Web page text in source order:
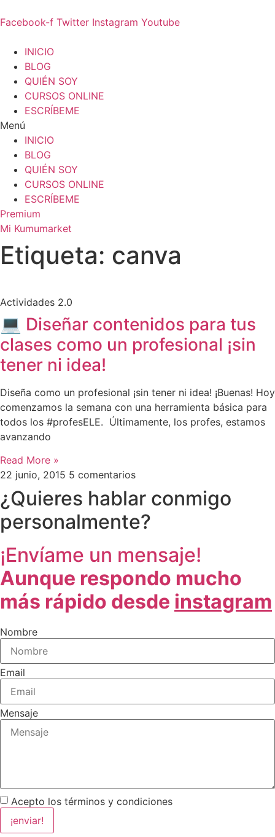
al
Facebook-f Twitter Instagram Youtube
INICIO
BLOG
QUIÉN SOY
CURSOS ONLINE
ESCRÍBEME
Menú
INICIO
BLOG
QUIÉN SOY
CURSOS ONLINE
ESCRÍBEME
Premium
Mi Kumumarket
Etiqueta: canva
Actividades 2.0
💻 Diseñar contenidos para tus
clases como un profesional ¡sin
tener ni idea!
Diseña como un profesional ¡sin tener ni idea! ¡Buenas! Hoy
comenzamos la semana con una herramienta básica para
todos los #profesELE. Últimamente, los profes, estamos
avanzando
Read More »
22 junio, 2015 5 comentarios
¿Quieres hablar conmigo
personalmente?
¡Envíame un mensaje!
Aunque respondo mucho
más rápido desde instagram
Nombre
Email
Mensaje
Acepto los términos y condiciones
¡enviar!